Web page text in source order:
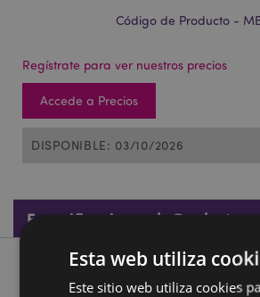
Código de Producto -
Regístrate para ver nuestros precios
Accede a Precios
DISPONIBLE: 03/10/2026
Especificaciones de Producto
Descripción de Producto
Esta web utiliza
Este sitio web utiliza cookies